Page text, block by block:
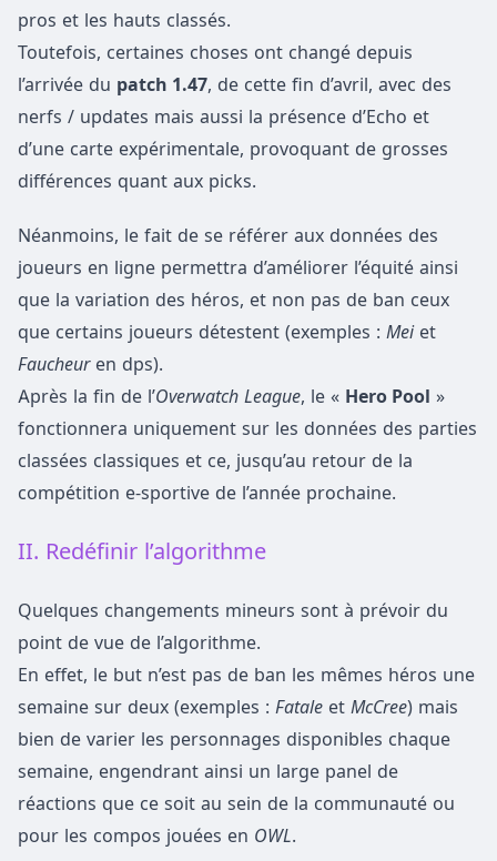
pros et les hauts classés.
Toutefois, certaines choses ont changé depuis
l’arrivée du patch 1.47, de cette fin d’avril, avec des
nerfs / updates mais aussi la présence d’Echo et
d’une carte expérimentale, provoquant de grosses
différences quant aux picks.
Néanmoins, le fait de se référer aux données des
joueurs en ligne permettra d’améliorer l’équité ainsi
que la variation des héros, et non pas de ban ceux
que certains joueurs détestent (exemples : Mei et
Faucheur en dps).
Après la fin de l’Overwatch League, le « Hero Pool »
fonctionnera uniquement sur les données des parties
classées classiques et ce, jusqu’au retour de la
compétition e-sportive de l’année prochaine.
II. Redéfinir l’algorithme
Quelques changements mineurs sont à prévoir du
point de vue de l’algorithme.
En effet, le but n’est pas de ban les mêmes héros une
semaine sur deux (exemples : Fatale et McCree) mais
bien de varier les personnages disponibles chaque
semaine, engendrant ainsi un large panel de
réactions que ce soit au sein de la communauté ou
pour les compos jouées en OWL.